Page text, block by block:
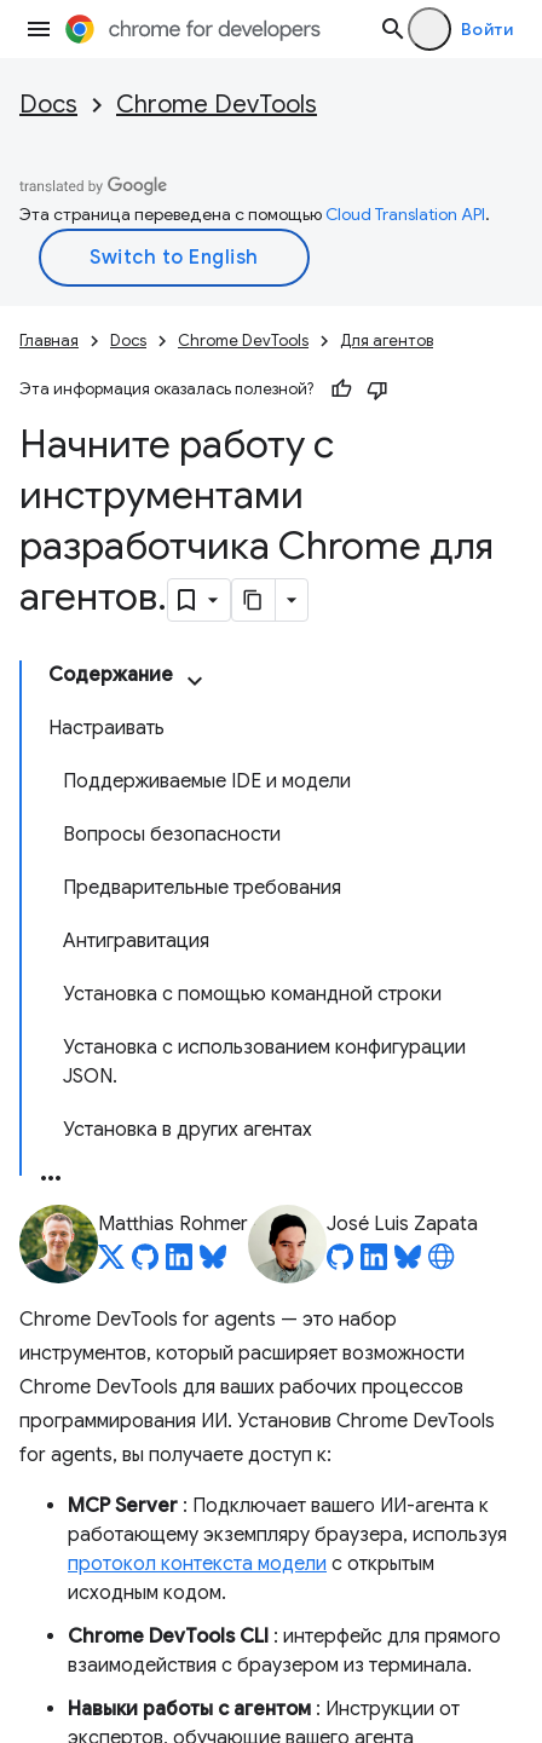
Войти
Docs Chrome DevTools
Эта страница переведена с помощьюCloud Translation API.
Главная Docs Chrome DevTools Для агентов
Эта информация оказалась полезной?
Начните работу с
инструментами
разработчика Chrome для
агентов.
Содержание
Настраивать
Поддерживаемые IDE и модели
Вопросы безопасности
Предварительные требования
Антигравитация
Установка с помощью командной строки
Установка с использованием конфигурации
JSON.
Установка в других агентах
Matthias Rohmer José Luis Zapata
Chrome DevTools for agents — это набор
инструментов, который расширяет возможности
Chrome DevTools для ваших рабочих процессов
программирования ИИ. Установив Chrome DevTools
for agents, вы получаете доступ к:
MCP Server : Подключает вашего ИИ-агента к
работающему экземпляру браузера, используя
протокол контекста модели с открытым
исходным кодом.
Chrome DevTools CLI : интерфейс для прямого
взаимодействия с браузером из терминала.
Навыки работы с агентом : Инструкции от
экспертов, обучающие вашего агента